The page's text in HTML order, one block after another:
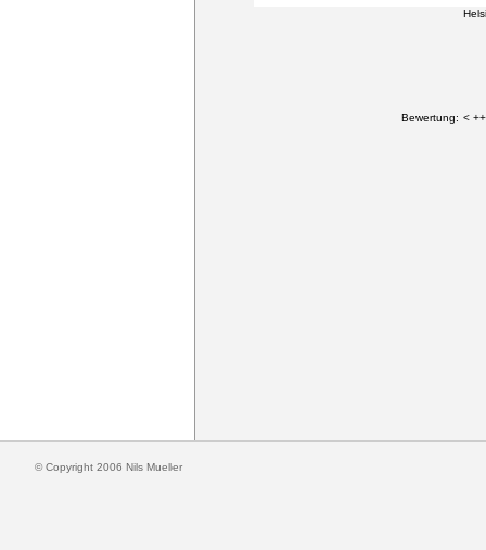
Bewertung: <
© Copyright 2006 Nils Mueller